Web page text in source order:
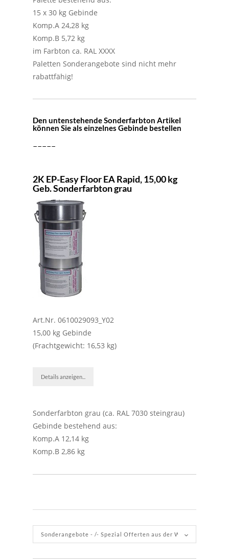
15 x 30 kg Gebinde
Komp.A 24,28 kg
Komp.B 5,72 kg
im Farbton ca. RAL XXXX
Paletten Sonderangebote sind nicht mehr
rabattfähig!
Den untenstehende Sonderfarbton Artikel
können Sie als einzelnes Gebinde bestellen
-----
2K EP-Easy Floor EA Rapid, 15,00 kg
Geb. Sonderfarbton grau
Art.Nr. 0610029093_Y02
15,00 kg Gebinde
(Frachtgewicht: 16,53 kg)
Details anzeigen...
Sonderfarbton grau (ca. RAL 7030 steingrau)
Gebinde bestehend aus:
Komp.A 12,14 kg
Komp.B 2,86 kg